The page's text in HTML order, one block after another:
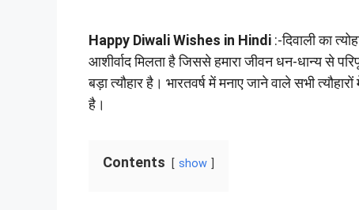
Happy Diwali Wishes in Hindi :-दिवाली का
आशीर्वाद मिलता है जिससे हमारा जीवन धन-धान्य से
बड़ा त्यौहार है। भारतवर्ष में मनाए जाने वाले सभी
है।
Contents show